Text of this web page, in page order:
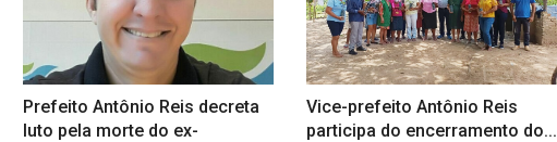
Prefeito Antônio Reis decreta
luto pela morte do ex-
Vice-prefeito Antônio Reis
participa do encerramento do...